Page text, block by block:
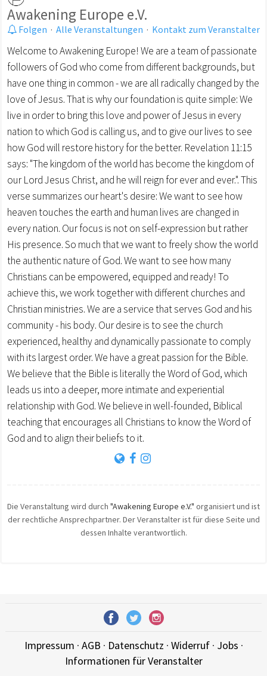
Awakening Europe e.V.
Folgen · Alle Veranstaltungen · Kontakt zum Veranstalter
Welcome to Awakening Europe! We are a team of passionate
followers of God who come from different backgrounds, but
have one thing in common - we are all radically changed by the
love of Jesus. That is why our foundation is quite simple: We
live in order to bring this love and power of Jesus in every
nation to which God is calling us, and to give our lives to see
how God will restore history for the better. Revelation 11:15
says: "The kingdom of the world has become the kingdom of
our Lord Jesus Christ, and he will reign for ever and ever.". This
verse summarizes our heart's desire: We want to see how
heaven touches the earth and human lives are changed in
every nation. Our focus is not on self-expression but rather
His presence. So much that we want to freely show the world
the authentic nature of God. We want to see how many
Christians can be empowered, equipped and ready! To
achieve this, we work together with different churches and
Christian ministries. We are a service that serves God and his
community - his body. Our desire is to see the church
experienced, healthy and dynamically passionate to comply
with its largest order. We have a great passion for the Bible.
We believe that the Bible is literally the Word of God, which
leads us into a deeper, more intimate and experiential
relationship with God. We believe in well-founded, Biblical
teaching that encourages all Christians to know the Word of
God and to align their beliefs to it.
Die Veranstaltung wird durch "Awakening Europe e.V." organisiert und ist
der rechtliche Ansprechpartner. Der Veranstalter ist für diese Seite und
dessen Inhalte verantwortlich.
Impressum · AGB · Datenschutz · Widerruf· Jobs ·
Informationen für Veranstalter